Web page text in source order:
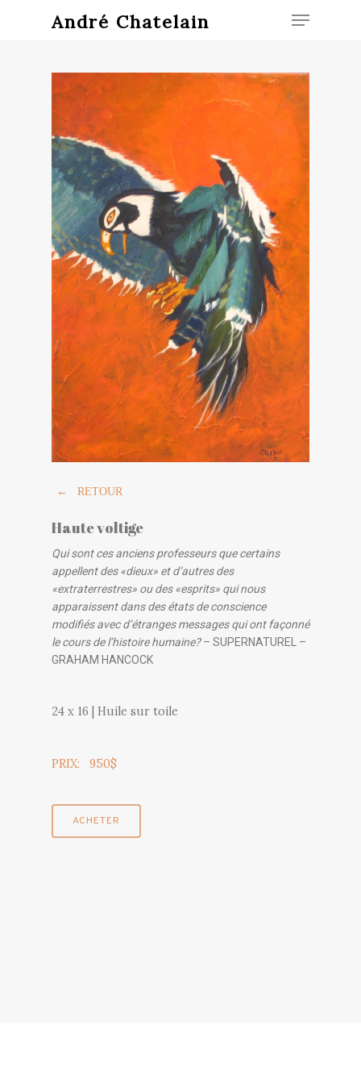
Hit enter to search or ESC to close
André Chatelain
← RETOUR
Haute voltige
Qui sont ces anciens professeurs que certains
appellent des «dieux» et d’autres des
«extraterrestres» ou des «esprits» qui nous
apparaissent dans des états de conscience
modifiés avec d’étranges messages qui ont façonné
le cours de l’histoire humaine?– SUPERNATUREL –
GRAHAM HANCOCK
24 x 16 | Huile sur toile
PRIX: 950$
ACHETER